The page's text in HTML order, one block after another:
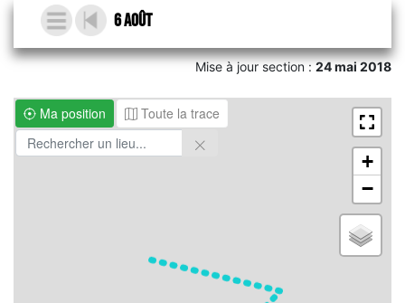
6 août
Mise à jour section :24 mai 2018
Ma position Toute la trace
+
−